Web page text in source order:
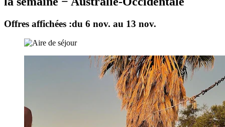
Offres affichées :du 6 nov. au 13 nov.